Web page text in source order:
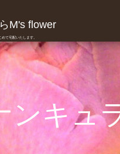
M's flower
て宅配いたします。
ンキュ